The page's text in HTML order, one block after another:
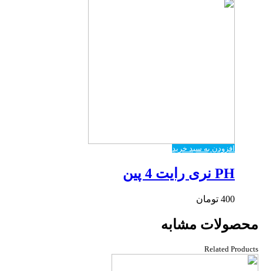
افزودن به سبد خرید
PH نری رایت 4 پین
400 تومان
محصولات مشابه
Related Products